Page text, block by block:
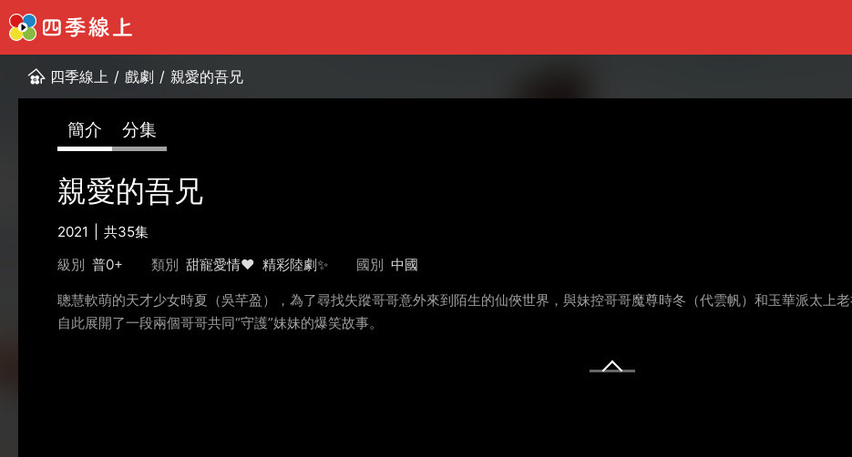
四季線上 / 戲劇 / 親愛的吾兄
簡介 分集
親愛的吾兄
2021
共35集
級別 普0+ 類別 甜寵愛情❤️ 精彩陸劇✨ 國別 中國
聰慧軟萌的天才少女時夏（吳芊盈），為了尋找失蹤哥哥意外來到陌生的仙俠世界，與妹控哥哥魔尊時冬（代雲帆）和玉華派太上
自此展開了一段兩個哥哥共同“守護”妹妹的爆笑故事。